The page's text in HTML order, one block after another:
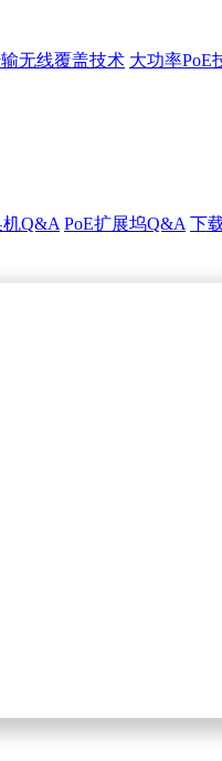
无线覆盖技术 大功率PoE
Q&A PoE扩展坞Q&A 下